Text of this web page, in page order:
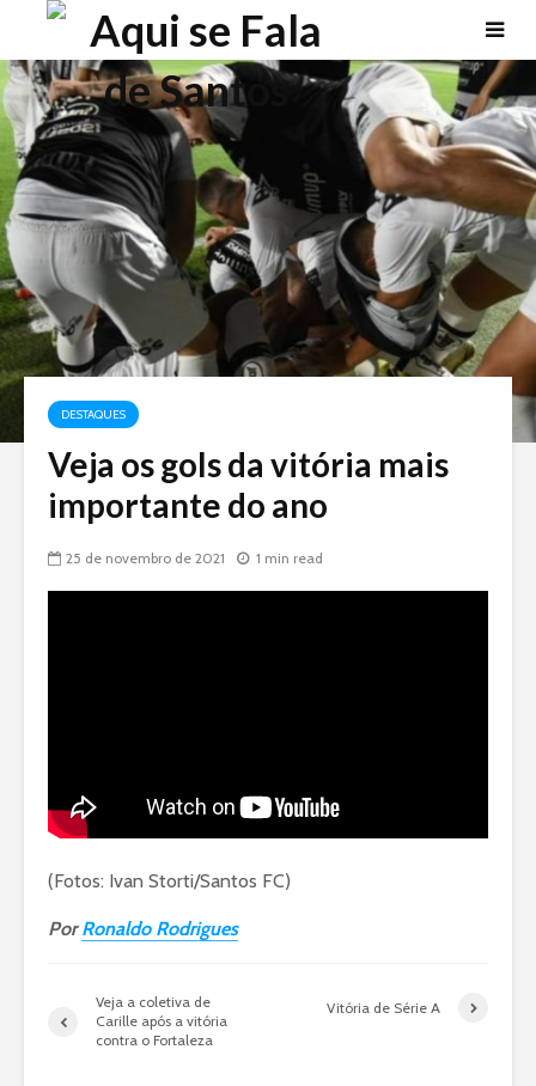
DESTAQUES
Veja os gols da vitória mais
importante do ano
25 de novembro de 2021 1 min read
(Fotos: Ivan Storti/Santos FC)
PorRonaldo Rodrigues
Veja a coletiva de
Carille após a vitória
contra o Fortaleza
Vitória de Série A